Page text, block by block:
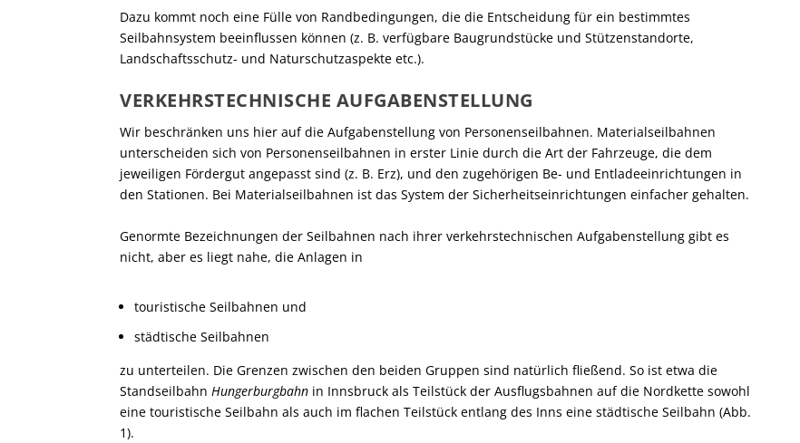
Dazu kommt noch eine Fülle von Randbedingungen, die die Entscheidung für ein bestimmtes
Seilbahnsystem beeinflussen können (z. B. verfügbare Baugrundstücke und Stützenstandorte,
Landschaftsschutz- und Naturschutzaspekte etc.).
VERKEHRSTECHNISCHE AUFGABENSTELLUNG
Wir beschränken uns hier auf die Aufgabenstellung von Personenseilbahnen. Materialseilbahnen
unterscheiden sich von Personenseilbahnen in erster Linie durch die Art der Fahrzeuge, die dem
jeweiligen Fördergut angepasst sind (z. B. Erz), und den zugehörigen Be- und Entladeeinrichtungen in
den Stationen. Bei Materialseilbahnen ist das System der Sicherheitseinrichtungen einfacher gehalten.
Genormte Bezeichnungen der Seilbahnen nach ihrer verkehrstechnischen Aufgabenstellung gibt es
nicht, aber es liegt nahe, die Anlagen in
touristische Seilbahnen und
städtische Seilbahnen
zu unterteilen. Die Grenzen zwischen den beiden Gruppen sind natürlich fließend. So ist etwa die
Standseilbahn Hungerburgbahn in Innsbruck als Teilstück der Ausflugsbahnen auf die Nordkette sowohl
eine touristische Seilbahn als auch im flachen Teilstück entlang des Inns eine städtische Seilbahn (Abb.
1).